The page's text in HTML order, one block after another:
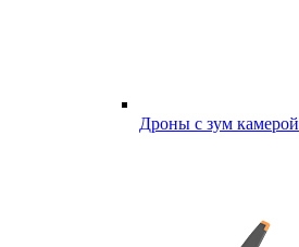
Дроны с зум камерой